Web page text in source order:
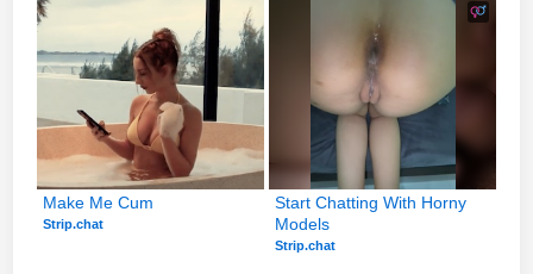
Make Me Cum
Strip.chat
Start Chatting With Horny
Models
Strip.chat